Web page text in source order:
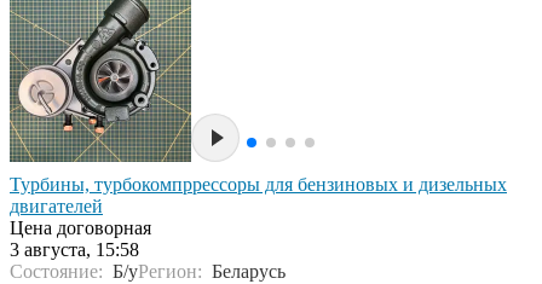
Турбины, турбокомпррессоры для бензиновых и дизельных
двигателей
Цена договорная
3 августа, 15:58
Состояние: Б/уРегион: Беларусь